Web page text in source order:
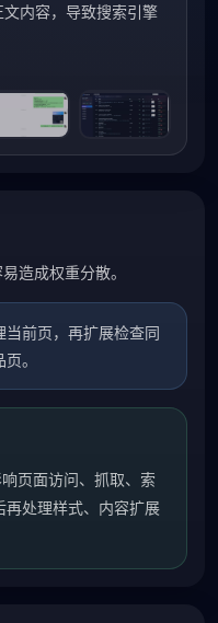
内容，导致搜索引擎
造成权重分散。
前页，再扩展检查同
。
页面访问、抓取、索
再处理样式、内容扩展